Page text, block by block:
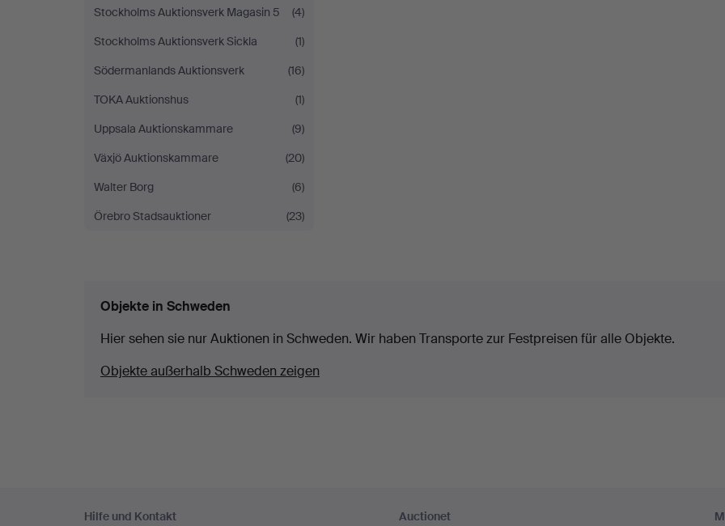
Stockholms Auktionsverk Magasin 5
(4)
Stockholms Auktionsverk Sickla
(1)
Södermanlands Auktionsverk
(16)
TOKA Auktionshus
(1)
Uppsala Auktionskammare
(9)
Växjö Auktionskammare
(20)
Walter Borg
(6)
Örebro Stadsauktioner
(23)
Objekte in Schweden
Hier sehen sie nur Auktionen in Schweden. Wir haben Transporte zur Festpreisen für alle Objekte.
Objekte außerhalb Schweden zeigen
Hilfe und Kontakt Auctionet